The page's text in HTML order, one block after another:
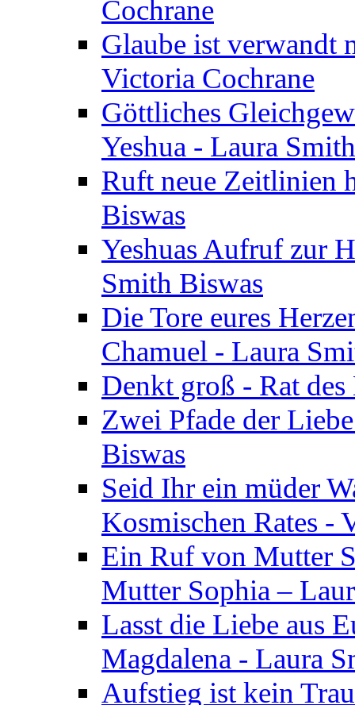
Cochrane
Glaube ist verwandt
Victoria Cochrane
Göttliches
Yeshua - Laura
Ruft neue Zeitlinien
Biswas
Yeshuas Aufruf zur
Smith Biswas
Die Tore eures
Chamuel - Laura
Denkt groß - Rat
Zwei Pfade der
Biswas
Seid Ihr ein müder
Kosmischen Rates -
Ein Ruf von Mutter
Mutter Sophia –
Lasst die Liebe aus
Magdalena - Laura
Aufstieg ist kein